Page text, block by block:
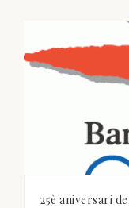
25è aniversari